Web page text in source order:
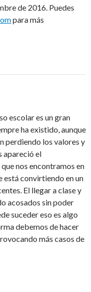
de 2016. Puedes
para más
escolar es un gran
ha existido, aunque
perdiendo los valores y
apareció el
nos encontramos en
está convirtiendo en un
El llegar a clase y
acosados sin poder
suceder eso es algo
debemos de hacer
más casos de